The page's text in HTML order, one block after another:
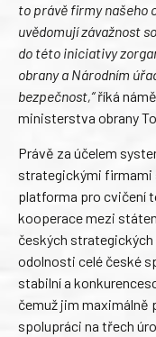
to právě firmy našeho
uvědomují závažnost
do této iniciativy
obrany a Národním
bezpečnost,“říká
ministerstva obrany
Právě za účelem
strategickými firmami
platforma pro cvičení
kooperace mezi
českých
odolnosti celé české
stabilní a
čemuž jim maximálně
spolupráci na třech